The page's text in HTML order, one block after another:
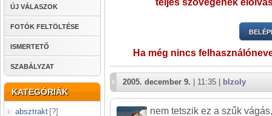
ÚJ VÁLASZOK
FOTÓK FELTÖLTÉSE
ISMERTETŐ
SZABÁLYZAT
KATEGÓRIÁK
absztrakt [?]
teljes szövegének
Ha még nincs
2005. december 9. | 11:35 | blzoly
nem tetszik ez a szűk